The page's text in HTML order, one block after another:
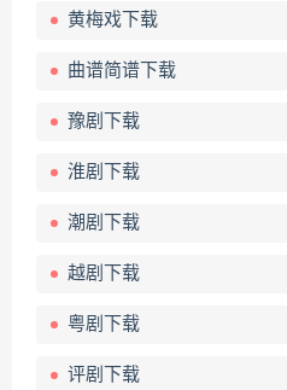
黄梅戏下载
曲谱简谱下载
豫剧下载
淮剧下载
潮剧下载
越剧下载
粤剧下载
评剧下载